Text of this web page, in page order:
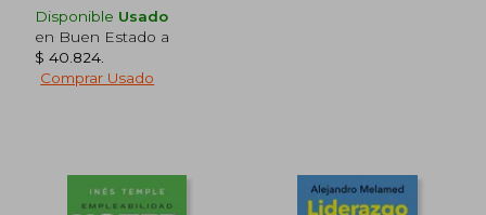
dcto. $ 46.798 dcto.
Disponible Usado
en Buen Estado a
$ 40.824
Comprar Usado